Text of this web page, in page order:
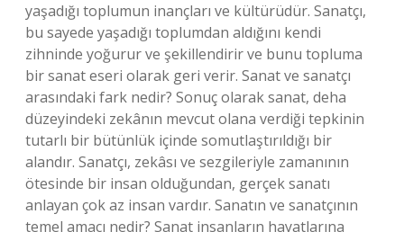
yaşadığı toplumun inançları ve kültürüdür. Sanatçı,
bu sayede yaşadığı toplumdan aldığını kendi
zihninde yoğurur ve şekillendirir ve bunu topluma
bir sanat eseri olarak geri verir. Sanat ve sanatçı
arasındaki fark nedir? Sonuç olarak sanat, deha
düzeyindeki zekânın mevcut olana verdiği tepkinin
tutarlı bir bütünlük içinde somutlaştırıldığı bir
alandır. Sanatçı, zekâsı ve sezgileriyle zamanının
ötesinde bir insan olduğundan, gerçek sanatı
anlayan çok az insan vardır. Sanatın ve sanatçının
temel amacı nedir? Sanat insanların hayatlarına